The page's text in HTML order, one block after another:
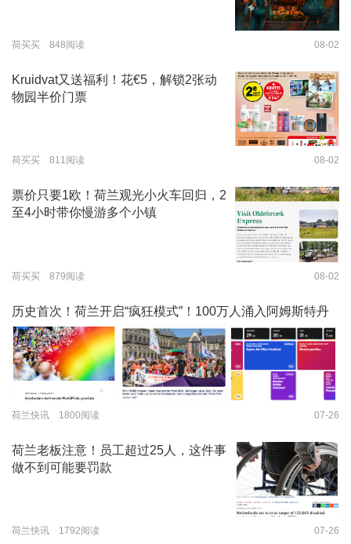
荷买买 848阅读 08-02
Kruidvat又送福利！花€5，解锁2张动
物园半价门票
荷买买 811阅读 08-02
票价只要1欧！荷兰观光小火车回归，2
至4小时带你慢游多个小镇
荷买买 879阅读 08-02
历史首次！荷兰开启“疯狂模式”！100万人涌入阿姆斯特丹
荷兰快讯 1800阅读 07-26
荷兰老板注意！员工超过25人，这件事
做不到可能要罚款
荷兰快讯 1792阅读 07-26